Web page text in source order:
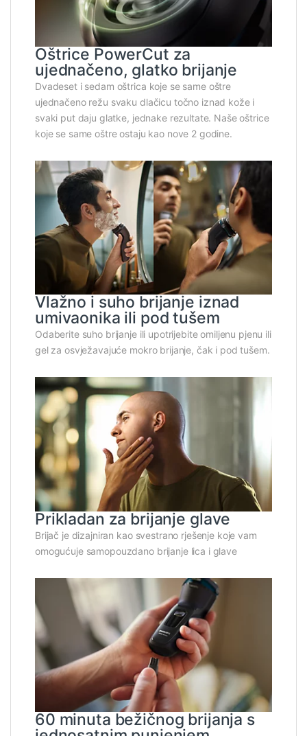
Oštrice PowerCut za
ujednačeno, glatko brijanje
Dvadeset i sedam oštrica koje se same oštre
ujednačeno režu svaku dlačicu točno iznad kože i
svaki put daju glatke, jednake rezultate. Naše oštrice
koje se same oštre ostaju kao nove 2 godine.
Vlažno i suho brijanje iznad
umivaonika ili pod tušem
Odaberite suho brijanje ili upotrijebite omiljenu pjenu ili
gel za osvježavajuće mokro brijanje, čak i pod tušem.
Prikladan za brijanje glave
Brijač je dizajniran kao svestrano rješenje koje vam
omogućuje samopouzdano brijanje lica i glave
60 minuta bežičnog brijanja s